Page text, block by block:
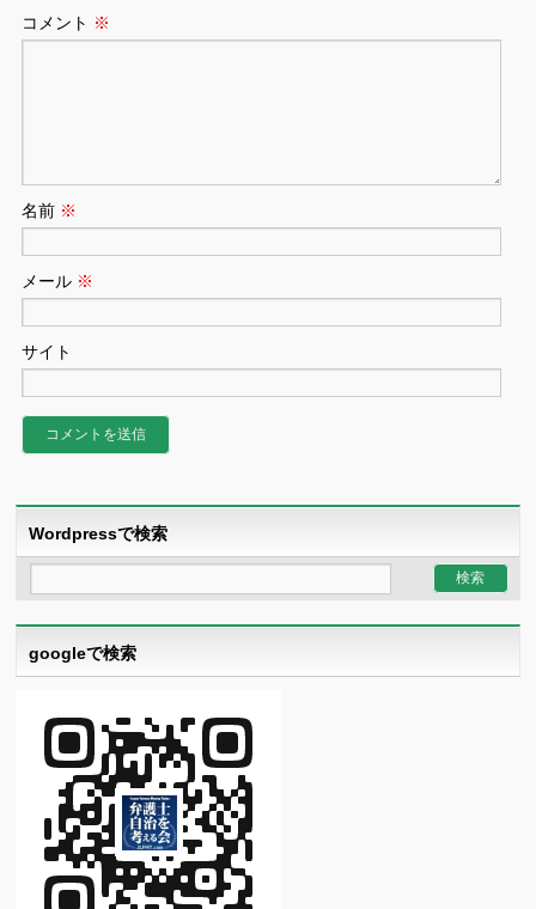
コメント ※
名前 ※
メール ※
サイト
Wordpressで検索
googleで検索